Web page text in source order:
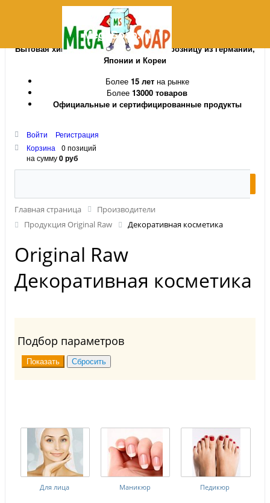
MegaSoap.ru
Бытовая химия и косметика оптом и в розницу из Германии,
Японии и Кореи
Более 15 летна рынке
Более 13000 товаров
Официальные и сертифицированные продукты
Войти
Регистрация
Корзина
0 позиций
на сумму0 руб
Главная страница
Производители
Продукция Original Raw
Декоративная косметика
Original Raw
Декоративная косметика
Подбор параметров
Для лица Маникюр Педикюр